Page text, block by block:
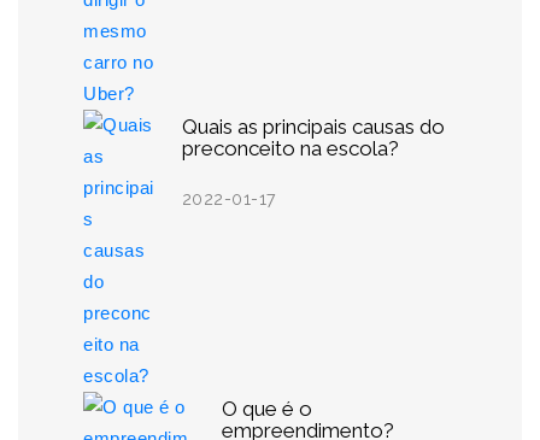
Quais as principais causas do
preconceito na escola?
2022-01-17
O que é o
empreendimento?